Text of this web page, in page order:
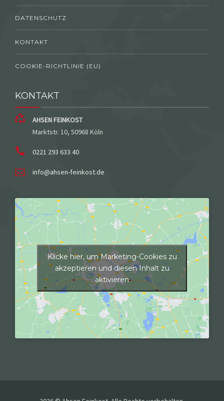
DATENSCHUTZ
KONTAKT
COOKIE-RICHTLINIE (EU)
KONTAKT
AHSEN FEINKOST
Marktstr. 10, 50968 Köln
0221 293 633 40
info@ahsen-feinkost.de
Klicke hier, um Marketing-Cookies zu
akzeptieren und diesen Inhalt zu
aktivieren